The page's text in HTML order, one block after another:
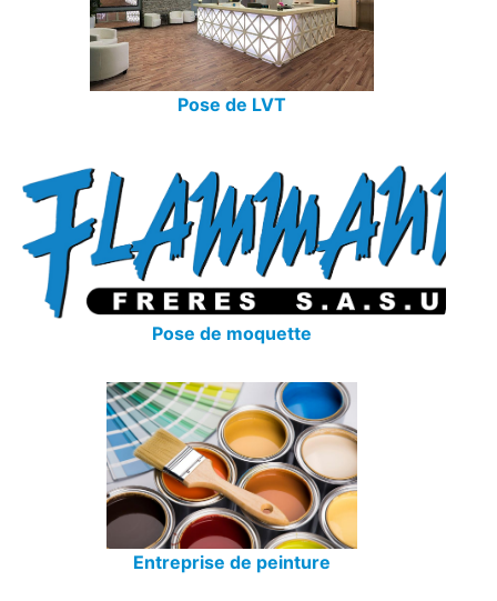
Pose de LVT
Pose de moquette
Entreprise de peinture